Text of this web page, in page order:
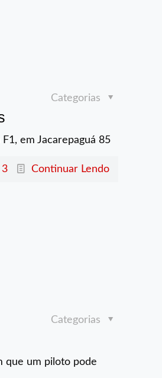
Categorias
em Jacarepaguá 85
3 Continuar Lendo
Categorias
que um piloto pode